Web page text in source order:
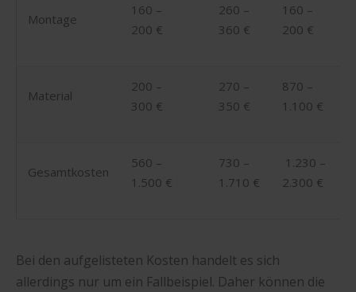
Montage
160 –
200 €
260 –
360 €
160 –
200 €
Material
200 –
300 €
270 –
350 €
870 –
1.100 €
Gesamtkosten
560 –
1.500 €
730 –
1.710 €
1.230 –
2.300 €
Bei den aufgelisteten Kosten handelt es sich
allerdings nur um ein Fallbeispiel. Daher können die